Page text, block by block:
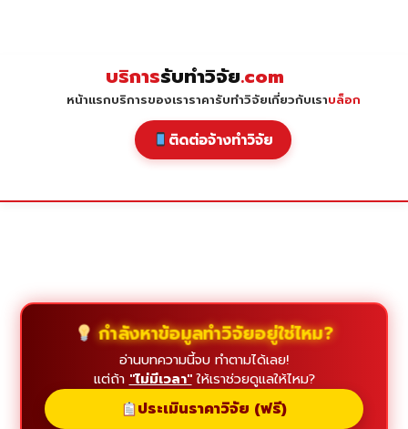
บริการรับทำวิจัย.com
หน้าแรกบริการของเราราคารับทำวิจัยเกี่ยวกับเราบล็อก
ติดต่อจ้างทำวิจัย
กำลังหาข้อมูลทำวิจัยอยู่ใช่ไหม?
อ่านบทความนี้จบ ทำตามได้เลย!
แต่ถ้า "ไม่มีเวลา"ให้เราช่วยดูแลให้ไหม?
ประเมินราคาวิจัย (ฟรี)